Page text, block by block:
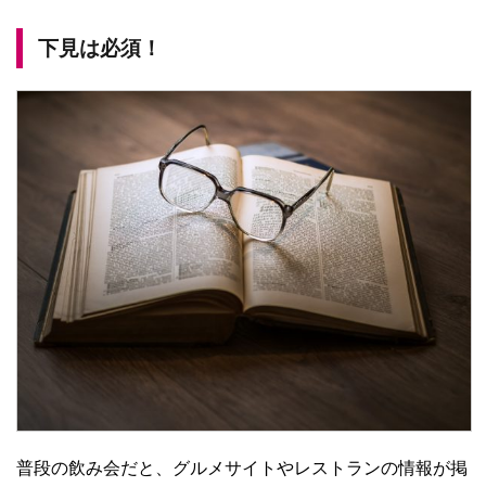
下見は必須！
普段の飲み会だと、グルメサイトやレストランの情報が掲